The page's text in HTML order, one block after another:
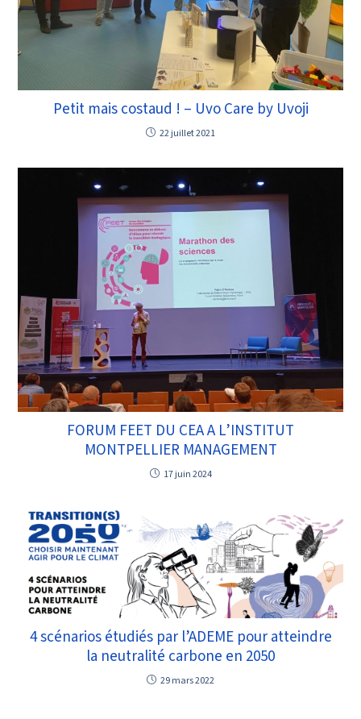
Petit mais costaud ! – Uvo Care by Uvoji
22 juillet 2021
FORUM FEET DU CEA A L’INSTITUT
MONTPELLIER MANAGEMENT
17 juin 2024
4 scénarios étudiés par l’ADEME pour atteindre
la neutralité carbone en 2050
29 mars 2022